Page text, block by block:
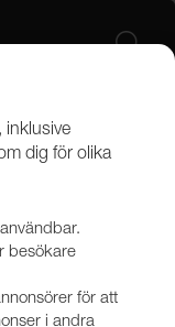
inklusive
dig för olika
besökare
för att
i andra